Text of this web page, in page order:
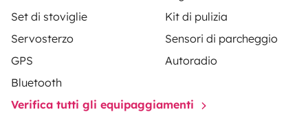
🏄‍♂️ Baca para llevar tablas de surf.
🚲 Portabicicletas desmontable (si no se necesita, se
puede retirar para reducir peso).
✈️ Además, ofrezco recogida en el aeropuerto de
Set di stoviglie
Kit di pulizia
Servosterzo
Sensori di parcheggio
GPS
Autoradio
Bluetooth
Verifica tutti gli equipaggiamenti